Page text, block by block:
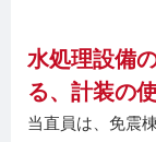
水処理設備
る、計装の使
当直員は、免震